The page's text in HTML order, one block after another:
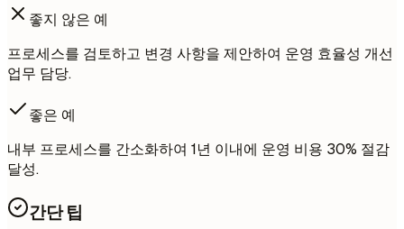
좋지 않은 예
프로세스를 검토하고 변경 사항을 제안하여 운영 효율성 개선
업무 담당.
좋은 예
내부 프로세스를 간소화하여 1년 이내에 운영 비용 30% 절감
달성.
간단 팁